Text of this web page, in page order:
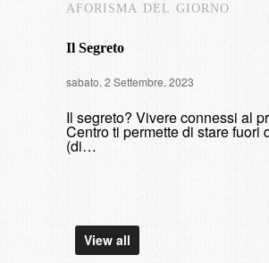
AFORISMA DEL GIORNO
Il Segreto
sabato, 2 Settembre, 2023
Il segreto? Vivere connessi al
Centro ti permette di stare fuori
(di…
View all